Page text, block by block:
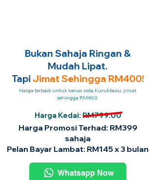
Bukan Sahaja Ringan &
Mudah Lipat.
Tapi Jimat Sehingga RM400!
Harga terbaik untuk kerusi roda KuruMaisu, jimat
sehingga RM400.
Harga Kedai: RM799.00
Harga Promosi Terhad: RM399
sahaja
Pelan Bayar Lambat: RM145 x 3 bulan
Whatsapp Now